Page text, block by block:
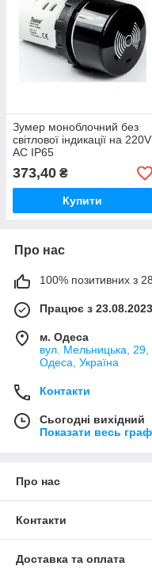
Зумер моноблочний без
світлової індикації на 220V
AC IP65
373,40 ₴
Купити
Про нас
100% позитивних з 28
Працює з 23.08.2023
м. Одеса
вул. Мельницька,
Одеса, Україна
Контакти
Сьогодні вихідний
Показати весь
Про нас
Контакти
Доставка та оплата